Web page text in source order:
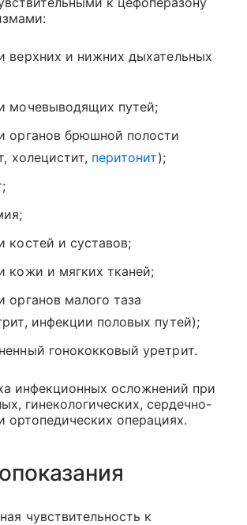
верхних и нижних дыхательных
мочевыводящих путей;
органов брюшной полости
холецистит, перитонит);
костей и суставов;
кожи и мягких тканей;
органов малого таза
инфекции половых путей);
гонококковый уретрит.
инфекционных осложнений при
гинекологических, сердечно-
ортопедических операциях.
чувствительность к